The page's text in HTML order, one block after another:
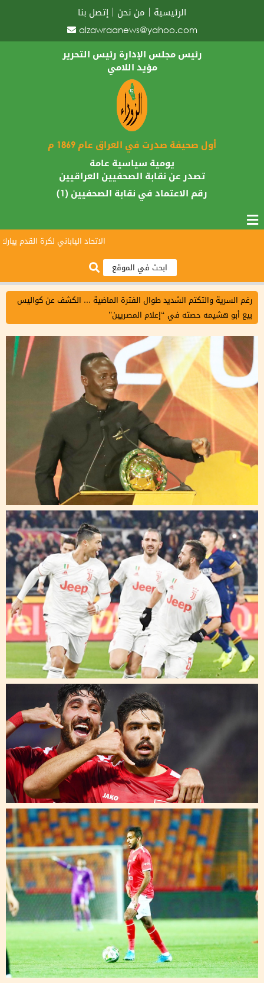
الرئيسية من نحن
إتصل بنا
alzawraanews@yahoo.com
رئيس مجلس الإدارة رئيس التحرير
مؤيد اللامي
أول صحيفة صدرت في العراق عام 1869 م
يومية سياسية عامة
تصدر عن نقابة الصحفيين العراقيين
رقم الاعتماد في نقابة الصحفيين (1)
الاتحاد الياباني لكرة القدم يبارك وصول أسود
رغم السرية والتكتم الشديد طوال الفترة الماضية ... الكشف عن كواليس
بيع أبو هشيمه حصته في “إعلام المصريين”